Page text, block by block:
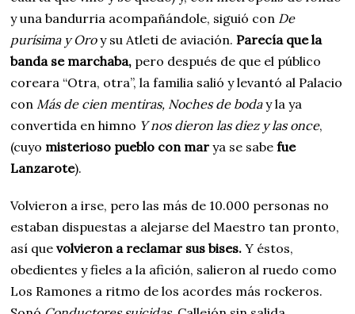
y una bandurria acompañándole, siguió con De
purísima y Oroy su Atleti de aviación. Parecía que la
banda se marchaba, pero después de que el público
coreara “Otra, otra”, la familia salió y levantó al Palacio
con Más de cien mentiras, Noches de boday la ya
convertida en himno Y nos dieron las diez y las once,
(cuyo misterioso pueblo con mar ya se sabe fue
Lanzarote).
Volvieron a irse, pero las más de 10.000 personas no
estaban dispuestas a alejarse del Maestro tan pronto,
así quevolvieron a reclamar sus bises. Y éstos,
obedientes y fieles a la afición, salieron al ruedo como
Los Ramones a ritmo de los acordes más rockeros.